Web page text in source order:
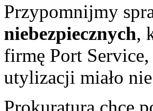
Przypomnijmy
niebezpiecznych,
firmę Port Service,
utylizacji miało
Prokuratura chce